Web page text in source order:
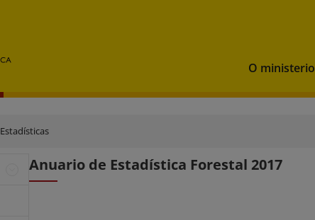
O ministerio
Estadísticas
Anuario de Estadística Forestal 2017